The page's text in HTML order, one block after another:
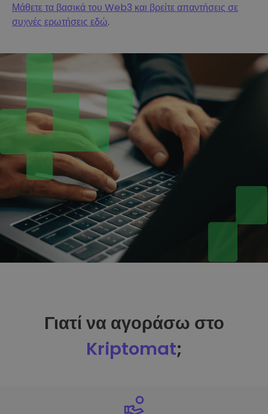
Μάθετε τα βασικά του Web3 και βρείτε απαντήσεις σε
συχνές ερωτήσεις εδώ.
Γιατί να αγοράσω στο
Kriptomat;